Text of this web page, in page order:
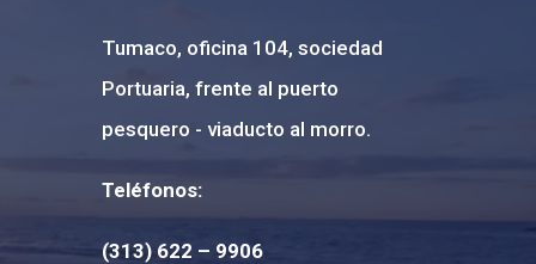
Tumaco, oficina 104, sociedad
Portuaria, frente al puerto
pesquero - viaducto al morro.
Teléfonos:
(313) 622 – 9906